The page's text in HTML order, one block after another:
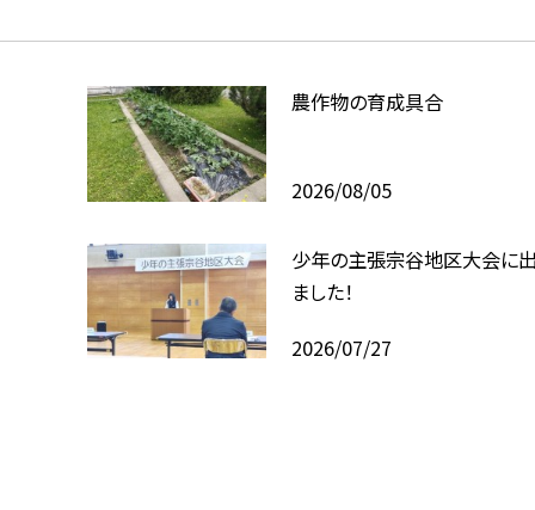
農作物の育成具合
2026/08/05
少年の主張宗谷地区大会に
ました！
2026/07/27